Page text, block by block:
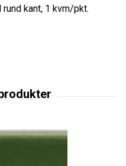
kant, 1 kvm/pkt.